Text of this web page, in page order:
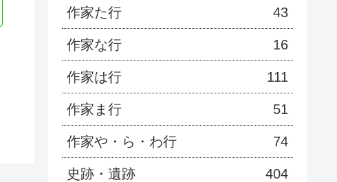
作家た行 43
作家な行 16
作家は行 111
作家ま行 51
作家や・ら・わ行 74
史跡・遺跡 404